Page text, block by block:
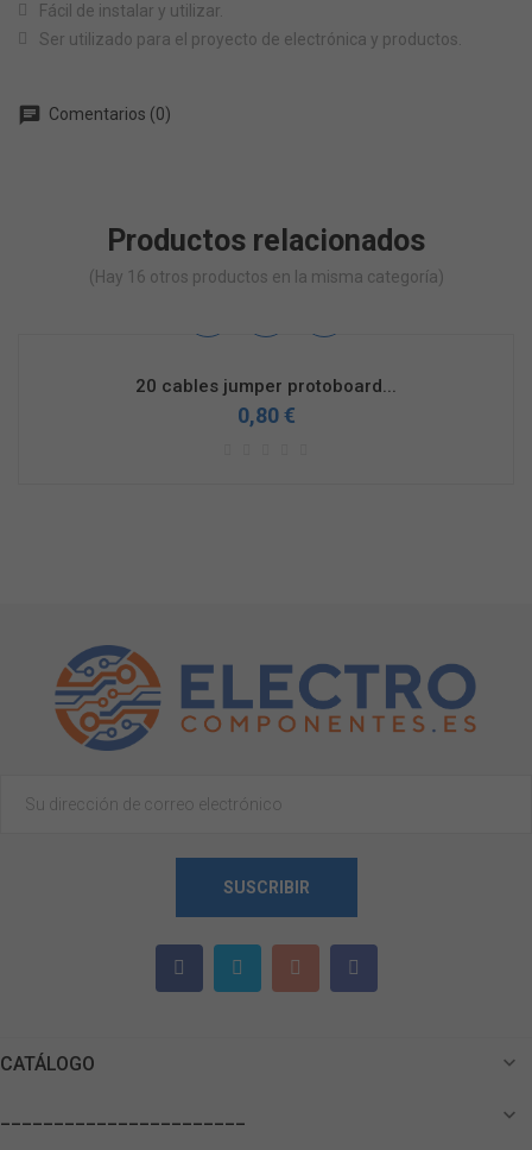
Fácil de instalar y utilizar.
Ser utilizado para el proyecto de electrónica y productos.
chat Comentarios (0)
Productos relacionados
(Hay 16 otros productos en la misma categoría)
20 cables jumper protoboard...
0,80 €
SUSCRIBIR
CATÁLOGO 
